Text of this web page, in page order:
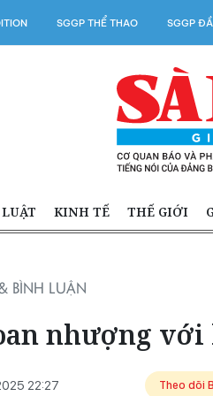
SGGP THỂ THAO SGGP
KINH TẾ THẾ GIỚI
BÌNH LUẬN
nhượng với
22:27 Theo dõi